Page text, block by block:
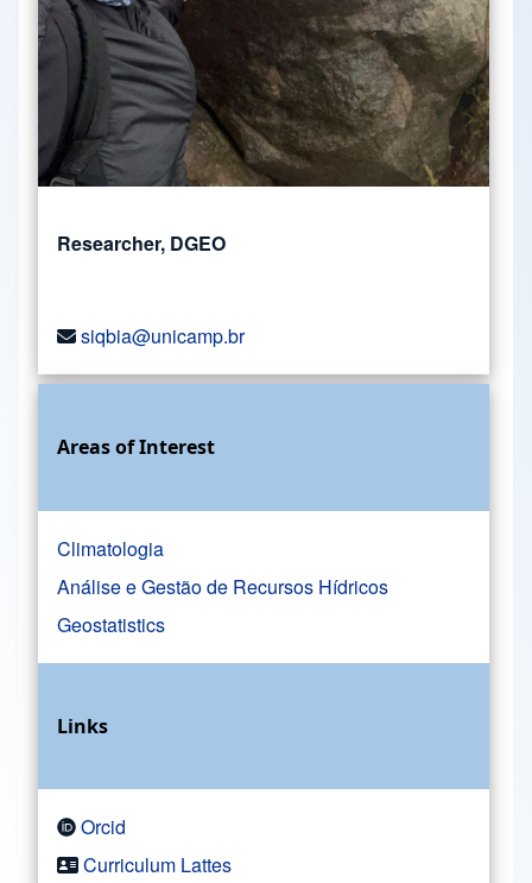
Researcher, DGEO
siqbia@unicamp.br
Areas of Interest
Climatologia
Análise e Gestão de Recursos Hídricos
Geostatistics
Links
Orcid
Curriculum Lattes